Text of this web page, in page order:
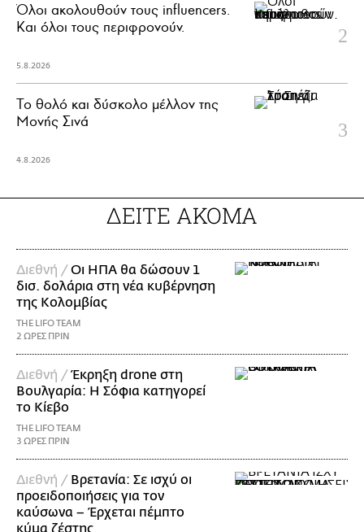
Όλοι ακολουθούν τους influencers.
Και όλοι τους περιφρονούν.
5.8.2026
Το θολό και δύσκολο μέλλον της
Μονής Σινά
4.8.2026
ΔΕΙΤΕ ΑΚΟΜΑ
Διεθνή / Οι ΗΠΑ θα δώσουν 1
δισ. δολάρια στη νέα κυβέρνηση
της Κολομβίας
THE LIFO TEAM
2 ΩΡΕΣ ΠΡΙΝ
Διεθνή /Έκρηξη drone στη
Βουλγαρία: Η Σόφια κατηγορεί
το Κίεβο
THE LIFO TEAM
3 ΩΡΕΣ ΠΡΙΝ
Διεθνή / Βρετανία: Σε ισχύ οι
προειδοποιήσεις για τον
καύσωνα – Έρχεται πέμπτο
κύμα ζέστης